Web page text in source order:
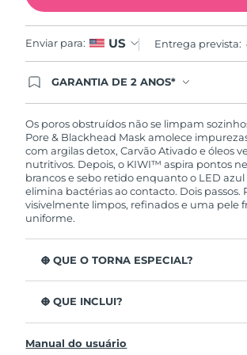
Enviar para: US Entrega prevista:
GARANTIA DE 2 ANOS*
significa que se você tiver qualquer
2 anos após a compra, a FOREO
produto gratuitamente.*exceto pelo
e Luna Play plus cuja garantia é de 90
Os poros obstruídos não se limpam
Pore & Blackhead Mask amolece
com argilas detox, Carvão Ativado e óleos
nutritivos. Depois, o KIWI™ aspira pontos
brancos e sebo retido enquanto o LED azul
elimina bactérias ao contacto. Dois passos.
visivelmente limpos, refinados e uma pele
uniforme.
O QUE O TORNA ESPECIAL?
bactérias e impurezas antes da extração.
Óleos de Jojoba, Meadowfoam e
O QUE INCLUI?
KIWI™ Active Pore & Blackhead Mask
Manual do usuário
Tailândia
Turquia
Emirados Árabes
Unidos
Reino Unido
Estados Unidos
Uzbequistão Entrega